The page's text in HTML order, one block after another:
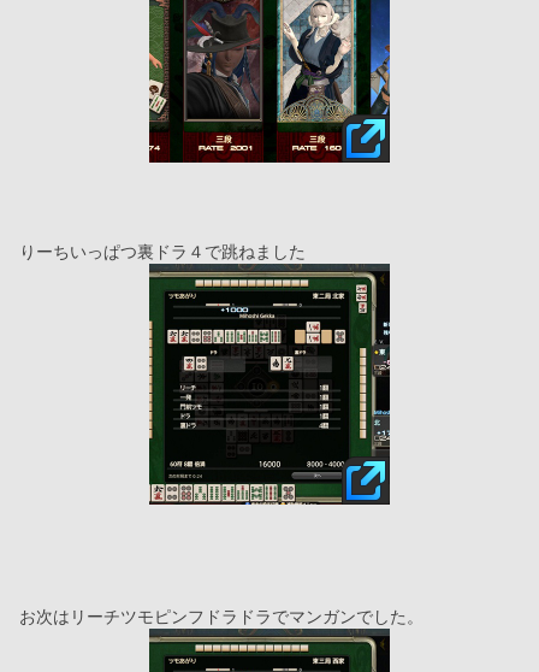
りーちいっぱつ裏ドラ４で跳ねました
お次はリーチツモピンフドラドラでマンガンでした。